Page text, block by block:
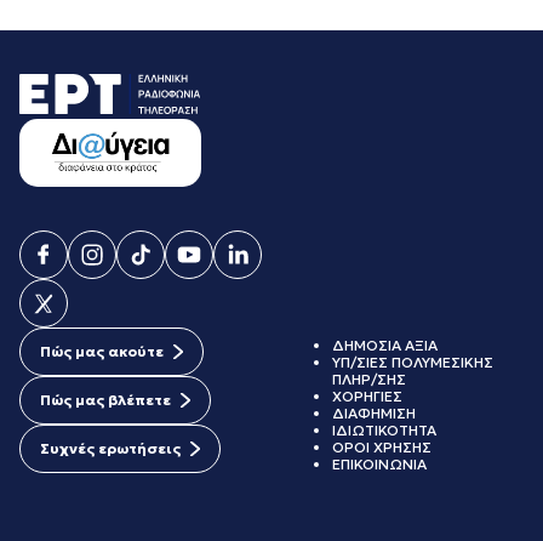
Πώς μας ακούτε
Πώς μας βλέπετε
Συχνές ερωτήσεις
ΔΗΜΟΣΙΑ ΑΞΙΑ
ΥΠ/ΣΙΕΣ ΠΟΛΥΜΕΣΙΚΗΣ
ΠΛΗΡ/ΣΗΣ
ΧΟΡΗΓΙΕΣ
ΔΙΑΦΗΜΙΣΗ
ΙΔΙΩΤΙΚΟΤΗΤΑ
ΟΡΟΙ ΧΡΗΣΗΣ
ΕΠΙΚΟΙΝΩΝΙΑ